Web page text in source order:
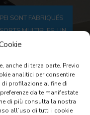
di terza parte. Previo
analitici per consentire
profilazione al fine di
da te manifestate
di più consulta la nostra
all’uso di tutti i cookie
SONT FABRIQUÉS
MULTIPLES, UN